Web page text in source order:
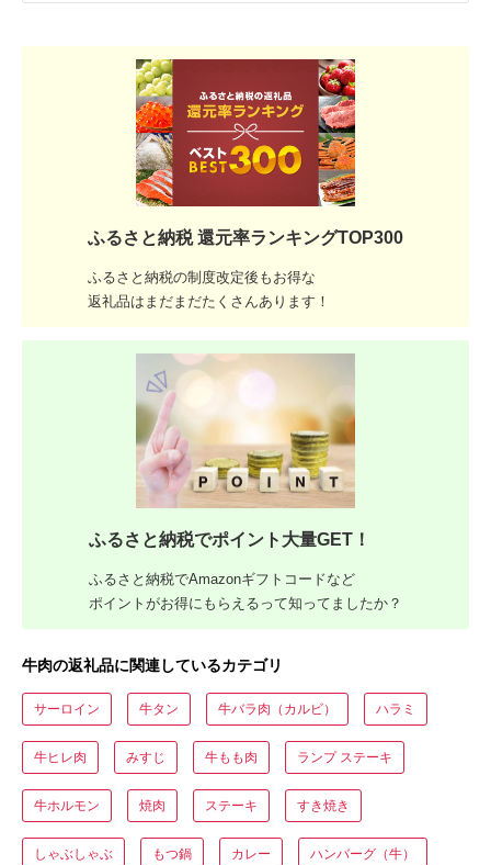
ふるさと納税 還元率ランキングTOP300
ふるさと納税の制度改定後もお得な
返礼品はまだまだたくさんあります！
ふるさと納税でポイント大量GET！
ふるさと納税でAmazonギフトコードなど
ポイントがお得にもらえるって知ってましたか？
牛肉の返礼品に関連しているカテゴリ
サーロイン 牛タン 牛バラ肉（カルビ） ハラミ
牛ヒレ肉 みすじ 牛もも肉 ランプ ステーキ
牛ホルモン 焼肉 ステーキ すき焼き
しゃぶしゃぶ もつ鍋 カレー ハンバーグ（牛）